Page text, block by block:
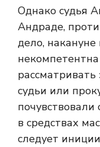
Однако судья
Андраде,
дело, накануне
рассматривать
судьи или
в средствах
следует